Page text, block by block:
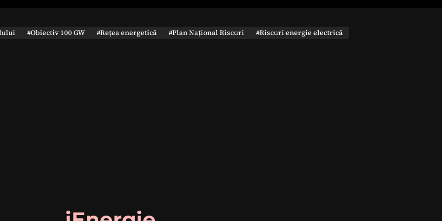
#Obiectiv 100 GW #Rețea energetică #Plan Național Riscuri
#Riscuri energie electrică